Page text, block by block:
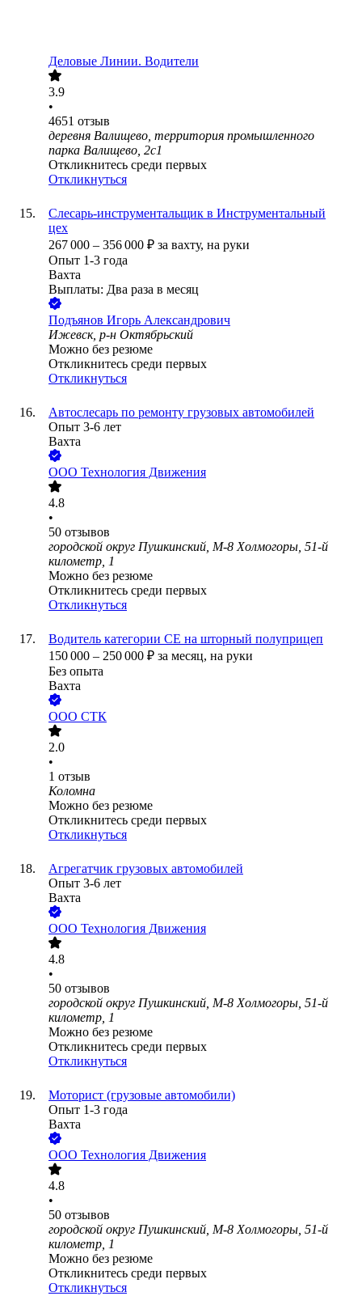
Деловые Линии. Водители
3.9
•
4651 отзыв
деревня Валищево, территория промышленного
парка Валищево, 2с1
Откликнитесь среди первых
Откликнуться
Слесарь-инструментальщик в Инструментальный
цех
267 000 – 356 000 ₽ за вахту, на руки
Опыт 1-3 года
Вахта
Выплаты: Два раза в месяц
Подъянов Игорь Александрович
Ижевск, р-н Октябрьский
Можно без резюме
Откликнитесь среди первых
Откликнуться
Автослесарь по ремонту грузовых автомобилей
Опыт 3-6 лет
Вахта
ООО Технология Движения
4.8
•
50 отзывов
городской округ Пушкинский, М-8 Холмогоры, 51-й
километр, 1
Можно без резюме
Откликнитесь среди первых
Откликнуться
Водитель категории СЕ на шторный полуприцеп
150 000 – 250 000 ₽ за месяц, на руки
Без опыта
Вахта
ООО СТК
2.0
•
1 отзыв
Коломна
Можно без резюме
Откликнитесь среди первых
Откликнуться
Агрегатчик грузовых автомобилей
Опыт 3-6 лет
Вахта
ООО Технология Движения
4.8
•
50 отзывов
городской округ Пушкинский, М-8 Холмогоры, 51-й
километр, 1
Можно без резюме
Откликнитесь среди первых
Откликнуться
Моторист (грузовые автомобили)
Опыт 1-3 года
Вахта
ООО Технология Движения
4.8
•
50 отзывов
городской округ Пушкинский, М-8 Холмогоры, 51-й
километр, 1
Можно без резюме
Откликнитесь среди первых
Откликнуться